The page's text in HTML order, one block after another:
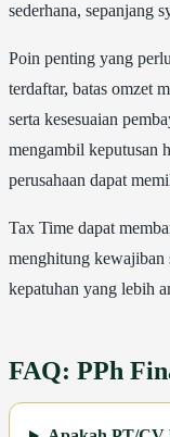
sederhana, sepanjang
Poin penting yang
terdaftar, batas omzet
serta kesesuaian
mengambil keputusan
perusahaan dapat
Tax Time dapat
menghitung kewajiban
kepatuhan yang lebih
FAQ: PPh